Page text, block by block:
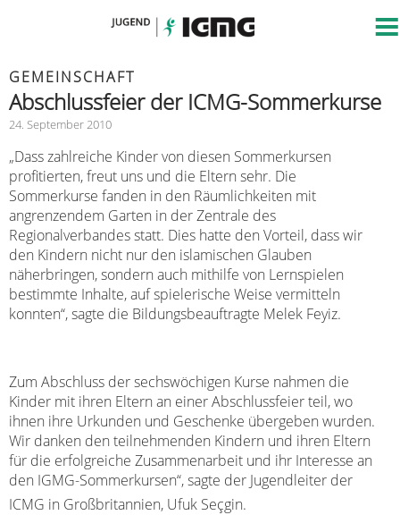
GEMEINSCHAFT
Abschlussfeier der ICMG-Sommerkurse
24. September 2010
„Dass zahlreiche Kinder von diesen Sommerkursen
profitierten, freut uns und die Eltern sehr. Die
Sommerkurse fanden in den Räumlichkeiten mit
angrenzendem Garten in der Zentrale des
Regionalverbandes statt. Dies hatte den Vorteil, dass wir
den Kindern nicht nur den islamischen Glauben
näherbringen, sondern auch mithilfe von Lernspielen
bestimmte Inhalte, auf spielerische Weise vermitteln
konnten“, sagte die Bildungsbeauftragte Melek Feyiz.
Zum Abschluss der sechswöchigen Kurse nahmen die
Kinder mit ihren Eltern an einer Abschlussfeier teil, wo
ihnen ihre Urkunden und Geschenke übergeben wurden.
Wir danken den teilnehmenden Kindern und ihren Eltern
für die erfolgreiche Zusammenarbeit und ihr Interesse an
den IGMG-Sommerkursen“, sagte der Jugendleiter der
ICMG in Großbritannien, Ufuk Seçgin.